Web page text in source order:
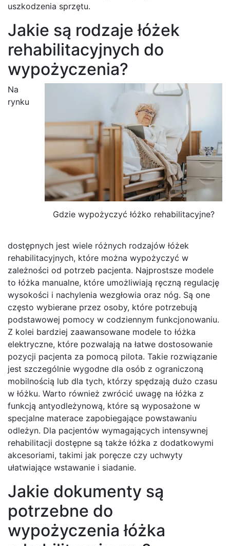
uszkodzenia sprzętu.
Jakie są rodzaje łóżek
rehabilitacyjnych do
wypożyczenia?
Gdzie wypożyczyć łóżko rehabilitacyjne?
Na
rynku
dostępnych jest wiele różnych rodzajów łóżek
rehabilitacyjnych, które można wypożyczyć w
zależności od potrzeb pacjenta. Najprostsze modele
to łóżka manualne, które umożliwiają ręczną regulację
wysokości i nachylenia wezgłowia oraz nóg. Są one
często wybierane przez osoby, które potrzebują
podstawowej pomocy w codziennym funkcjonowaniu.
Z kolei bardziej zaawansowane modele to łóżka
elektryczne, które pozwalają na łatwe dostosowanie
pozycji pacjenta za pomocą pilota. Takie rozwiązanie
jest szczególnie wygodne dla osób z ograniczoną
mobilnością lub dla tych, którzy spędzają dużo czasu
w łóżku. Warto również zwrócić uwagę na łóżka z
funkcją antyodleżynową, które są wyposażone w
specjalne materace zapobiegające powstawaniu
odleżyn. Dla pacjentów wymagających intensywnej
rehabilitacji dostępne są także łóżka z dodatkowymi
akcesoriami, takimi jak poręcze czy uchwyty
ułatwiające wstawanie i siadanie.
Jakie dokumenty są
potrzebne do
wypożyczenia łóżka